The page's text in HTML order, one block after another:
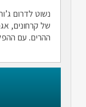
נשוט לדרום
של קרחונים,
ההרים. עם